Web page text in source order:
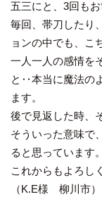
五三にと、3回もお
毎回、帯刀したり
ョンの中でも、こ
一人一人の感情を
と‥本当に魔法の
ます。
後で見返した時、
そういった意味で
ると思っています。
これからもよろし
（K.E様 柳川市）